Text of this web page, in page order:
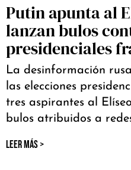
Putin apunta al
lanzan bulos
presidenciales
La desinformación
las elecciones
tres aspirantes al
bulos atribuidos a
LEER MÁS >